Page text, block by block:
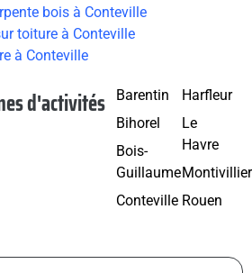
bois à Conteville
toiture à Conteville
à Conteville
d'activités
Barentin
Bihorel
Bois-
Guillaume
Conteville
Harfleur
Le
Havre
Rouen